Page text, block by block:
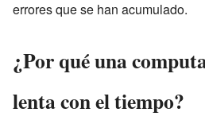
errores que se han acumulado.
¿Por qué una
lenta con el tiempo?